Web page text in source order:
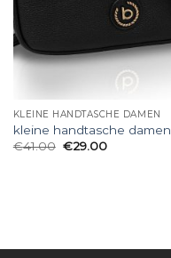
KLEINE HANDTASCHE DAMEN
kleine handtasche damen
€41.00 €29.00